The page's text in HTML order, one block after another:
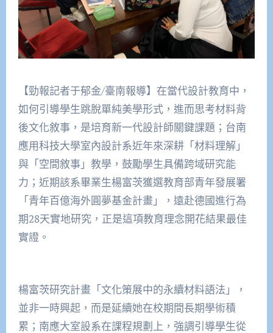
【勁報記者于郁金/臺南報導】在當代設計教育中，
如何引導學生跳脫單純美學形式，進而思考材料背
後文化敘事，是培育新一代設計師關鍵課題；台南
應用科技大學室內設計系近年來深耕「材料理解」
與「空間敘事」教學，鼓勵學生具備跨域研究能
力；近期該系畢業生楊富茨獲選教育部青年發展署
「青年百億海外圓夢基金計畫」，遠赴德國進行為
期28天實地研究，正是這項教育理念開花結果最佳
實證。
楊富茨研究計畫「文化策展中的永續材料語法」，
並非一時興起，而是延續她在校期間長期學術積
累；南應大室設系在課程規劃上，強調引導學生從